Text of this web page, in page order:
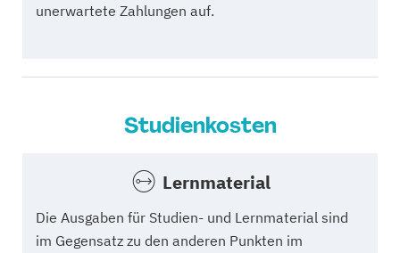
unerwartete Zahlungen auf.
Studienkosten
Lernmaterial
Die Ausgaben für Studien- und Lernmaterial sind
im Gegensatz zu den anderen Punkten im